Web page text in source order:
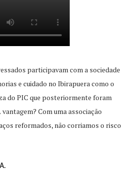
participavam com a sociedade
e cuidado no Ibirapuera como o
do PIC que posteriormente foram
Com uma associação
reformados, não corriamos o risco